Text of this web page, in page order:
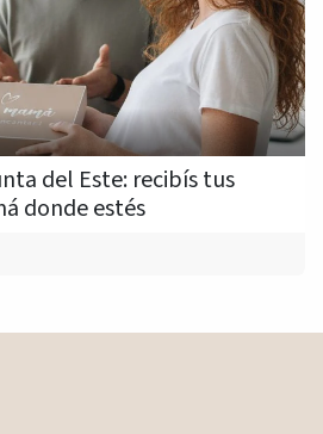
del Este: recibís tus
donde estés